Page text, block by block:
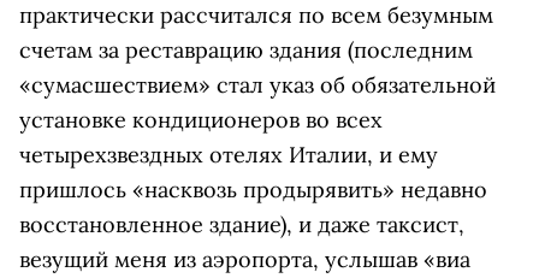
практически рассчитался по всем безумным
счетам за реставрацию здания (последним
«сумасшествием» стал указ об обязательной
установке кондиционеров во всех
четырехзвездных отелях Италии, и ему
пришлось «насквозь продырявить» недавно
восстановленное здание), и даже таксист,
везущий меня из аэропорта, услышав «виа